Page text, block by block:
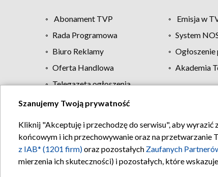
Abonament TVP Emisja w
Rada Programowa
System
Biuro Reklamy
Oferta Handlowa
Akademia
Telegazeta ogłoszenia
Regulamin TVP
Szanujemy Twoją prywatność
Kliknij "Akceptuję i przechodzę do serwisu", aby
końcowym i ich przechowywanie oraz na przetwarzanie
z IAB* (1201 firm)oraz pozostałych Zaufanych
mierzenia ich skuteczności) i pozostałych, które